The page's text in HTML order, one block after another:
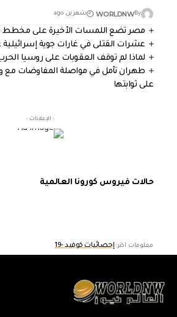
By
WORLDNW شهرين ago
مصر تضع اللمسات الأخيرة على مخطط
عشرات القتلى في غارات جوية إسرائيلية
لماذا لم توقف العقوبات على روسيا الحرب
طهران تأمل في مواصلة المفاوضات
على ثوابتها
- الإعلانات -
حالات فيروس كورونا العالمية
معلومات اكثر: إحصائيات كوفيد -19